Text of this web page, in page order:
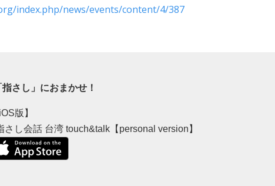
index.php/news/events/content/4/387
さし」におまかせ！
iOS版】
さし会話 台湾 touch&talk【personal version】